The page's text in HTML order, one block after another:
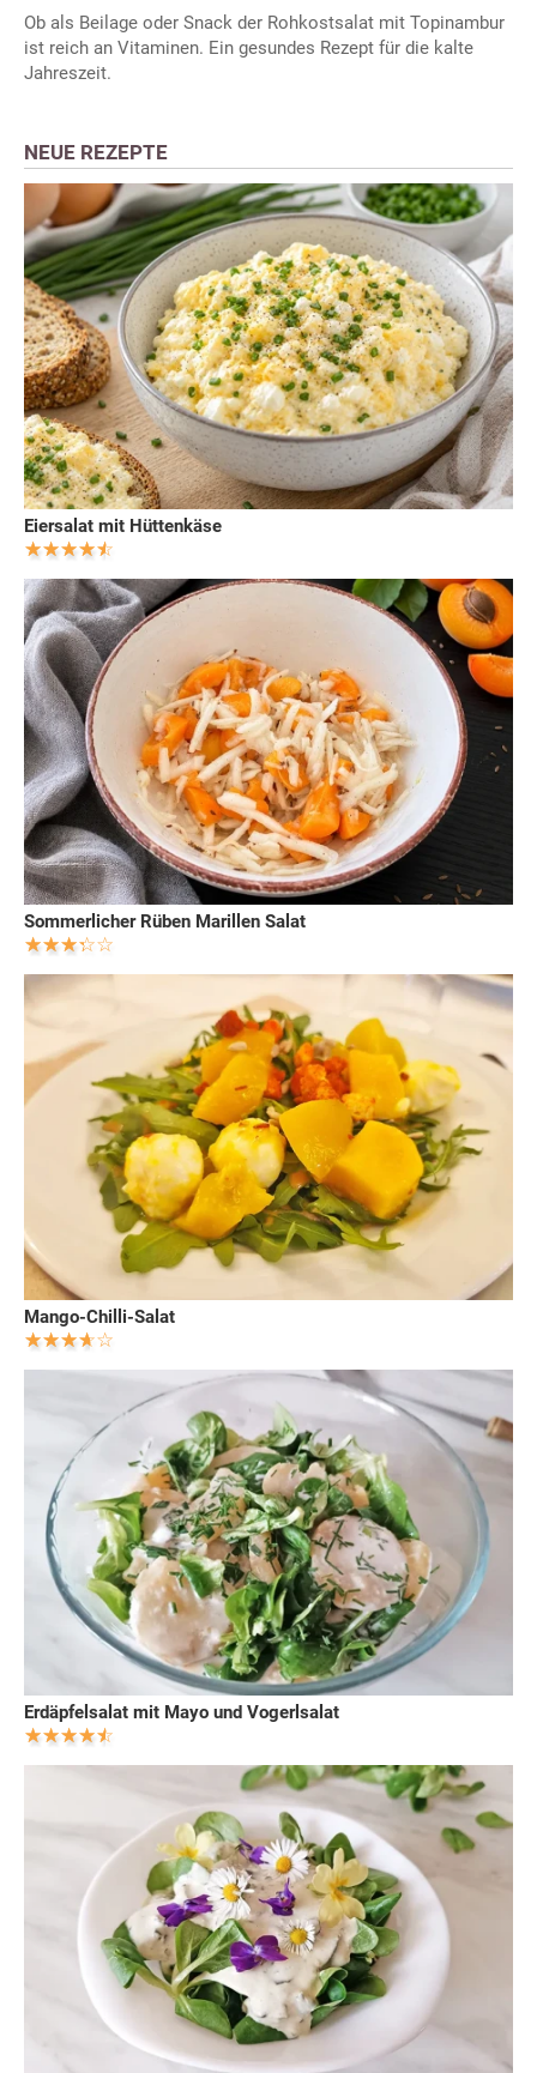
Ob als Beilage oder Snack der Rohkostsalat mit Topinambur
ist reich an Vitaminen. Ein gesundes Rezept für die kalte
Jahreszeit.
NEUE REZEPTE
Eiersalat mit Hüttenkäse
Sommerlicher Rüben Marillen Salat
Mango-Chilli-Salat
Erdäpfelsalat mit Mayo und Vogerlsalat